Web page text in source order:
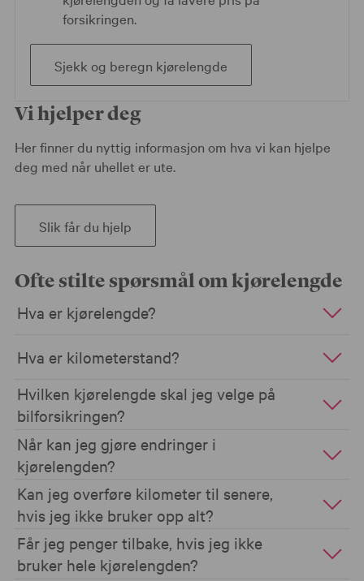
forsikringen.
Sjekk og beregn kjørelengde
Vi hjelper deg
Her finner du nyttig informasjon om hva vi kan hjelpe
deg med når uhellet er ute.
Slik får du hjelp
Ofte stilte spørsmål om kjørelengde
Hva er kjørelengde?
Hva er kilometerstand?
Hvilken kjørelengde skal jeg velge på
bilforsikringen?
Når kan jeg gjøre endringer i
kjørelengden?
Kan jeg overføre kilometer til senere,
hvis jeg ikke bruker opp alt?
Får jeg penger tilbake, hvis jeg ikke
bruker hele kjørelengden?